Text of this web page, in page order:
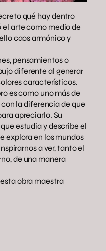
qué hay dentro
el arte como medio de
caos armónico y
pensamientos o
diferente al generar
característicos.
es como uno más de
la diferencia de que
apreciarlo. Su
estudia y describe el
explora en los mundos
a ver, tanto el
de una manera
obra maestra